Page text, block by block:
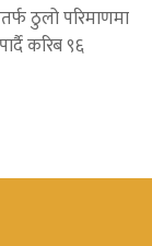
ठुलो परिमाणमा
करिब ९६